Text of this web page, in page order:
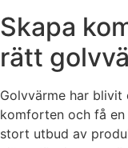
Skapa
rätt
Golvvärme har
komforten och få
stort utbud av